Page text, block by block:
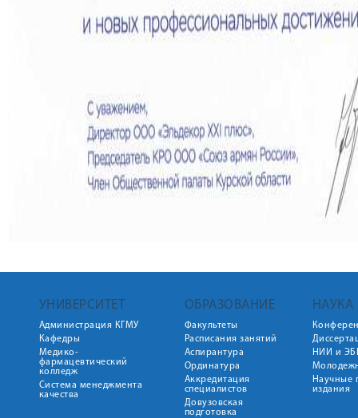
УНИВЕРСИТЕТ
Администрация КГМУ
Кафедры
Медико-
фармацевтический
колледж
Система менеджмента
качества
ОБРАЗОВАНИЕ
Факультеты
Расписания занятий
Аспирантура
Ординатура
Аккредитация
специалистов
Довузовская
подготовка
НАУКА
НИИ и
Научные
издания